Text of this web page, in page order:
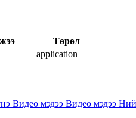
Төрөл
application
Видео мэдээ Видео мэдээ